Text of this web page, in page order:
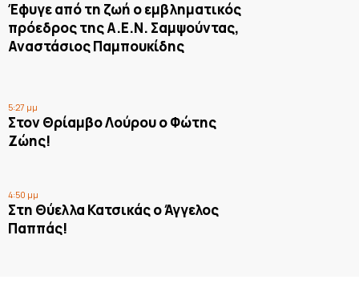
Έφυγε από τη ζωή ο εμβληματικός
πρόεδρος της Α.Ε.Ν. Σαμψούντας,
Αναστάσιος Παμπουκίδης
5:27 μμ
Στον Θρίαμβο Λούρου ο Φώτης
Ζώης!
4:50 μμ
Στη Θύελλα Κατσικάς ο Άγγελος
Παππάς!